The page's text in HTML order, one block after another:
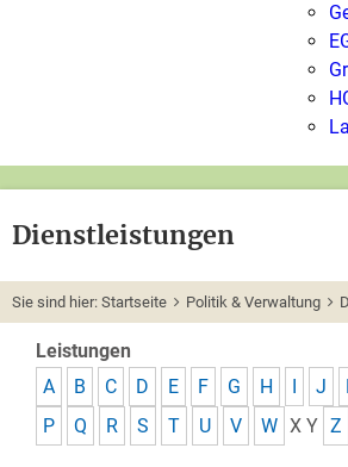
Dienstleistungen
Sie sind hier: Startseite Politik & Verwaltung
Leistungen
A
B C D E F G H I J
P
Q R S T U V W X Y Z